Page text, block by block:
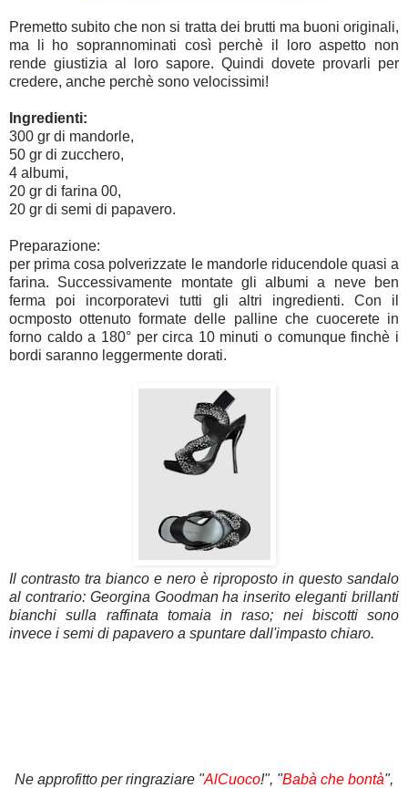
Premetto subito che non si tratta dei brutti ma buoni originali,
ma li ho soprannominati così perchè il loro aspetto non
rende giustizia al loro sapore. Quindi dovete provarli per
credere, anche perchè sono velocissimi!
Ingredienti:
300 gr di mandorle,
50 gr di zucchero,
4 albumi,
20 gr di farina 00,
20 gr di semi di papavero.
Preparazione:
per prima cosa polverizzate le mandorle riducendole quasi a
farina. Successivamente montate gli albumi a neve ben
ferma poi incorporatevi tutti gli altri ingredienti. Con il
ocmposto ottenuto formate delle palline che cuocerete in
forno caldo a 180° per circa 10 minuti o comunque finchè i
bordi saranno leggermente dorati.
Il contrasto tra bianco e nero è riproposto in questo sandalo
al contrario: Georgina Goodman ha inserito eleganti brillanti
bianchi sulla raffinata tomaia in raso; nei biscotti sono
invece i semi di papavero a spuntare dall'impasto chiaro.
Ne approfitto per ringraziare "AlCuoco!", "Babà che bontà",